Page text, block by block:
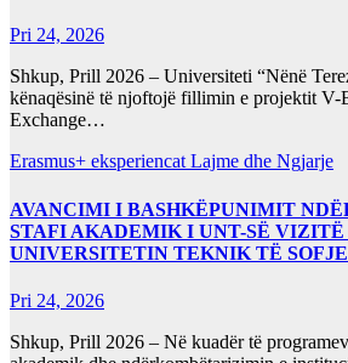
Pri 24, 2026
Shkup, Prill 2026 – Universiteti “Nënë
kënaqësinë të njoftojë fillimin e projektit
Exchange…
Erasmus+ eksperiencatLajme dhe Ngjarje
AVANCIMI I BASHKËPUNIMIT
STAFI AKADEMIK I UNT-SË VIZITË
UNIVERSITETIN TEKNIK TË
Pri 24, 2026
Shkup, Prill 2026 – Në kuadër të